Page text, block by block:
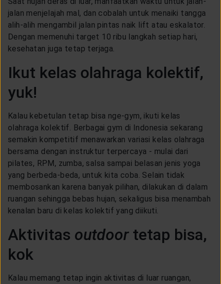
jalan menjelajah mal, dan cobalah untuk menaiki tangga
alih-alih mengambil jalan pintas naik lift atau eskalator.
Dengan memenuhi target 10 ribu langkah setiap hari,
kesehatan juga tetap terjaga.
Ikut kelas olahraga kolektif,
yuk!
Kalau kebetulan tetap bisa nge-gym, ikuti kelas
olahraga kolektif. Berbagai gym di Indonesia sekarang
semakin kompetitif menawarkan variasi kelas olahraga
bersama dengan instruktur terpercaya - mulai dari
pilates, RPM, zumba, salsa sampai belasan jenis yoga
yang berbeda-beda, untuk kita coba. Selain tidak
membosankan karena banyak pilihan, dilakukan di dalam
ruangan sehingga bebas hujan, sekaligus bisa menambah
kenalan baru di kelas kolektif yang diikuti.
Aktivitas outdoortetap bisa,
kok
Kalau memang tetap ingin aktivitas di luar ruangan,